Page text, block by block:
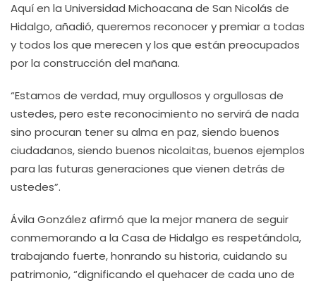
Aquí en la Universidad Michoacana de San Nicolás de
Hidalgo, añadió, queremos reconocer y premiar a todas
y todos los que merecen y los que están preocupados
por la construcción del mañana.
“Estamos de verdad, muy orgullosos y orgullosas de
ustedes, pero este reconocimiento no servirá de nada
sino procuran tener su alma en paz, siendo buenos
ciudadanos, siendo buenos nicolaitas, buenos ejemplos
para las futuras generaciones que vienen detrás de
ustedes”.
Ávila González afirmó que la mejor manera de seguir
conmemorando a la Casa de Hidalgo es respetándola,
trabajando fuerte, honrando su historia, cuidando su
patrimonio, “dignificando el quehacer de cada uno de